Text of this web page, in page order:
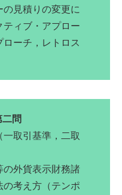
見積りの変更に
ティブ・アプロー
ーチ，レトロス
問
取引基準，二取
外貨表示財務諸
考え方（テンポ